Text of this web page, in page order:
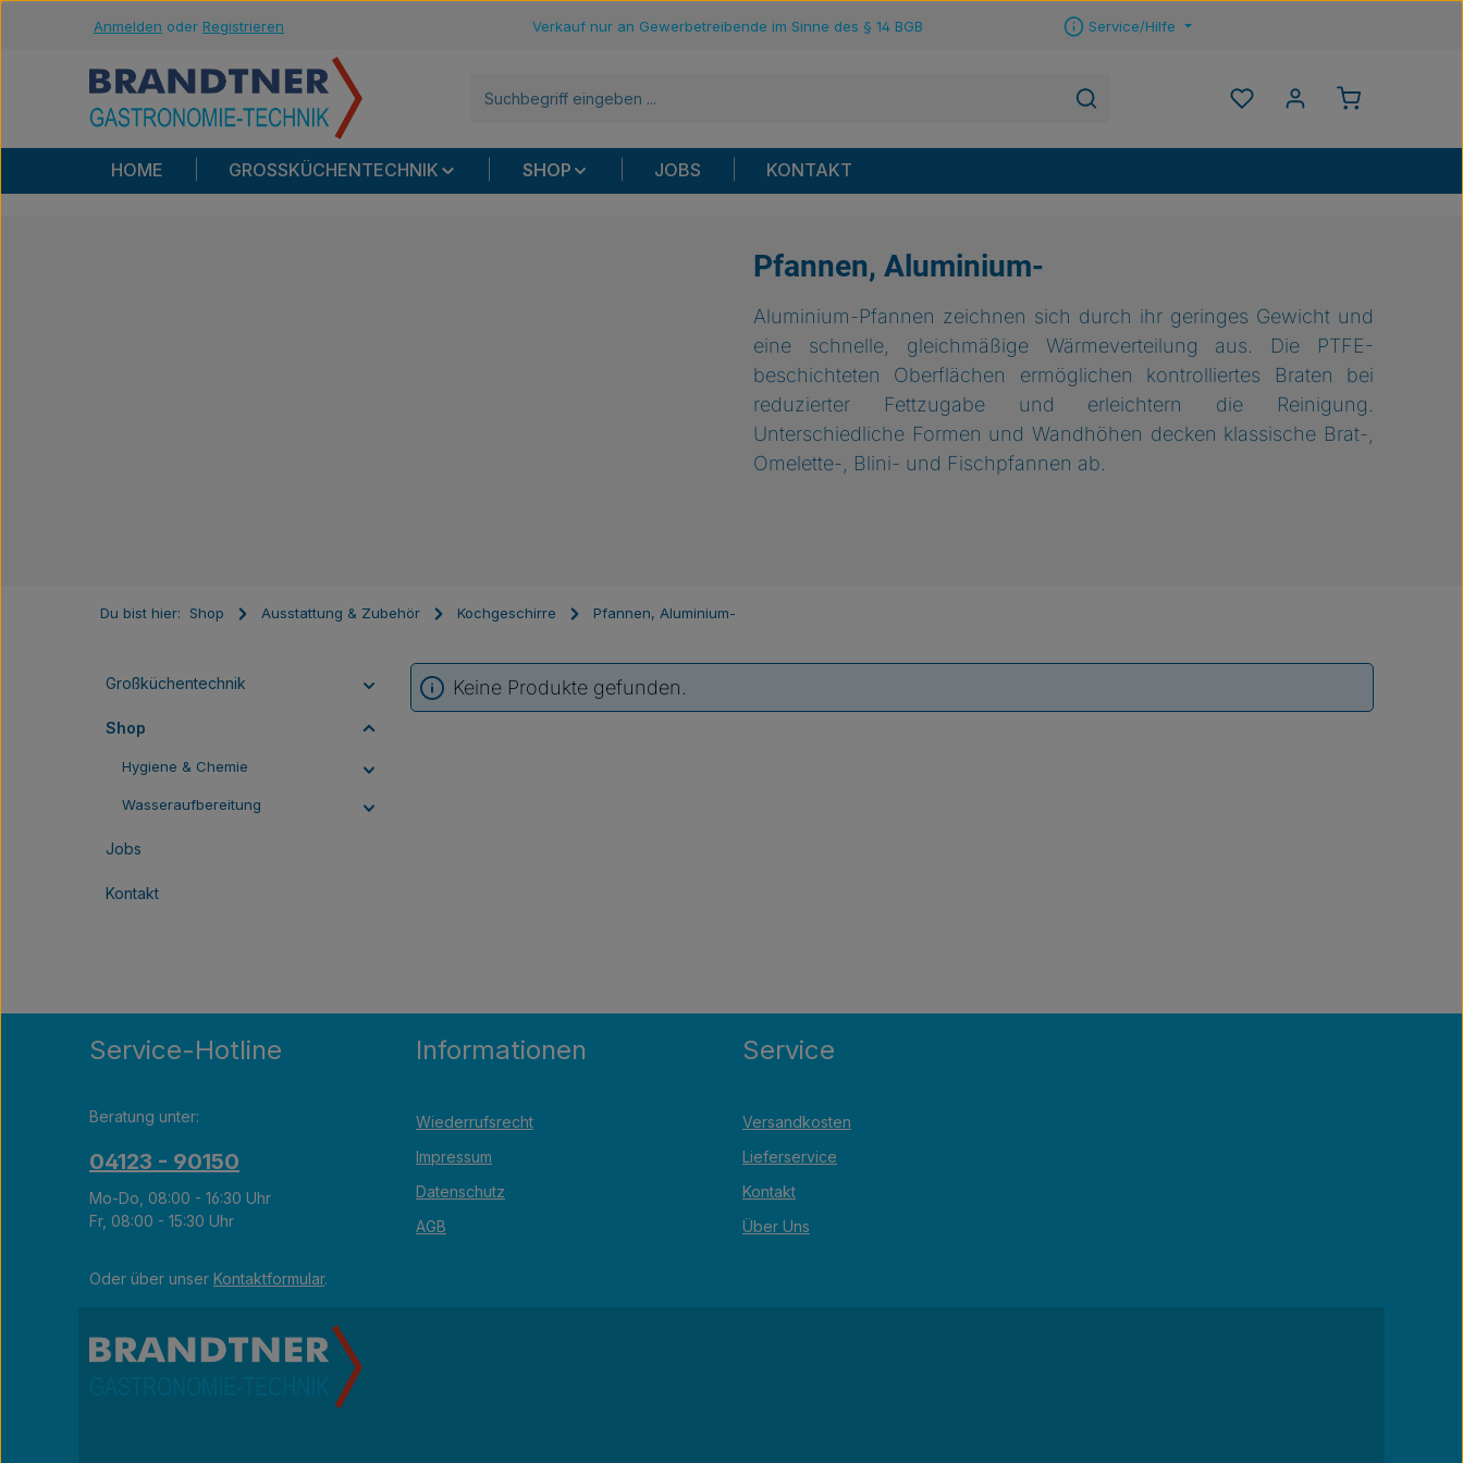
Hauptinhalt springen
Zur Suche springen
Zur Hauptnavigation springen
Anmelden oder Registrieren Verkauf nur an Gewerbetreibende im Sinne des § 14 BGB Service/Hilfe
Du hast 0 Produkte auf
HOME GROSSKÜCHENTECHNIK SHOP JOBS KONTAKT
Pfannen, Aluminium-
Aluminium-Pfannen zeichnen sich durch ihr geringes Gewicht und
eine schnelle, gleichmäßige Wärmeverteilung aus. Die PTFE-
beschichteten Oberflächen ermöglichen kontrolliertes Braten bei
reduzierter Fettzugabe und erleichtern die Reinigung.
Unterschiedliche Formen und Wandhöhen decken klassische Brat-,
Omelette-, Blini- und Fischpfannen ab.
Du bist hier: Shop Ausstattung & Zubehör Kochgeschirre Pfannen, Aluminium-
Großküchentechnik
Shop
Hygiene & Chemie
Wasseraufbereitung
Jobs
Kontakt
Keine Produkte gefunden.
Service-Hotline
Beratung unter:
04123 - 90150
Mo-Do, 08:00 - 16:30 Uhr
Fr, 08:00 - 15:30 Uhr
Oder über unser Kontaktformular.
Informationen
Wiederrufsrecht
Impressum
Datenschutz
AGB
Service
Versandkosten
Lieferservice
Kontakt
Über Uns